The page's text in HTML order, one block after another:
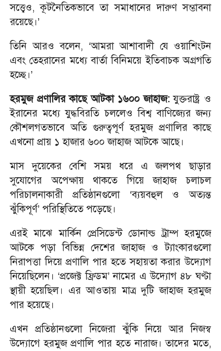
সত্ত্বেও, কূটনৈতিকভাবে তা সমাধানের দারুণ সম্ভাবনা
রয়েছে।’
তিনি আরও বলেন, ‘আমরা আশাবাদী যে ওয়াশিংটন
এবং তেহরানের মধ্যে বার্তা বিনিময়ে ইতিবাচক অগ্রগতি
হচ্ছে।’
হরমুজ প্রণালির কাছে আটকা ১৬০০ জাহাজ:যুক্তরাষ্ট্র ও
ইরানের মধ্যে যুদ্ধবিরতি চললেও বিশ্ব বাণিজ্যের জন্য
কৌশলগতভাবে অতি গুরুত্বপূর্ণ হরমুজ প্রণালির কাছে
এখনো প্রায় ১ হাজার ৬০০ জাহাজ আটকে আছে।
মাস দুয়েকের বেশি সময় ধরে এ জলপথ ছাড়ার
সুযোগের অপেক্ষায় থাকতে গিয়ে জাহাজ চলাচল
পরিচালনাকারী প্রতিষ্ঠানগুলো ‘ব্যয়বহুল ও অত্যন্ত
ঝুঁকিপূর্ণ’ পরিস্থিতিতে পড়েছে।
এরই মাঝে মার্কিন প্রেসিডেন্ট ডোনাল্ড ট্রাম্প হরমুজে
আটকে পড়া বিভিন্ন দেশের জাহাজ ও ট্যাংকারগুলো
নিরাপত্তা দিয়ে প্রণালি পার হতে সহায়তা করার উদ্যোগ
নিয়েছিলেন। ‘প্রজেক্ট ফ্রিডম’ নামের এ উদ্যোগ ৪৮ ঘণ্টা
স্থায়ী হয়েছিল। এর আওতায় মাত্র দুটি জাহাজ হরমুজ
পার হয়েছে।
এখন প্রতিষ্ঠানগুলো নিজেরা ঝুঁকি নিয়ে আর নিজস্ব
উদ্যোগে হরমুজ প্রণালি পার হতে নারাজ। তাদের মতে,